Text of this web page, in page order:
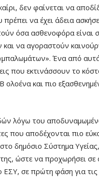
δεν φαίνεται να
να έχει άδεια
όσα ασθενοφόρα είναι
να αγοραστούν
Ένα από αυτά
που εκτινάσσουν το
και πιο
λόγω του
που αποδέχονται πιο
δημόσιο Σύστημα
ώστε να προχωρήσει
σε πρώτη φάση για τις